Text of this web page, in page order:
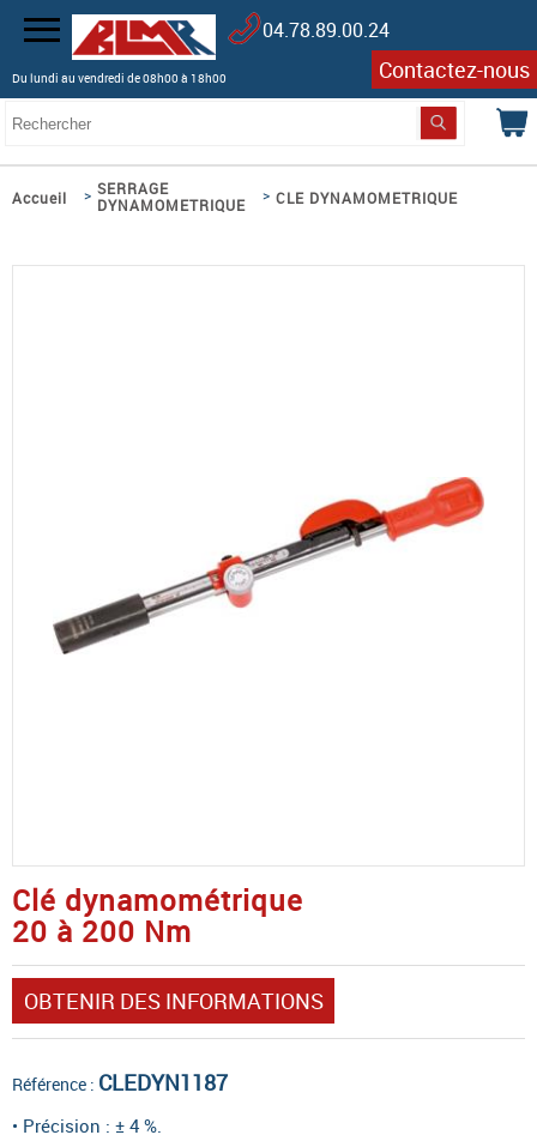
04.78.89.00.24
Du lundi au vendredi de 08h00 à 18h00 Contactez-nous
Accueil > SERRAGE
DYNAMOMETRIQUE
> CLE DYNAMOMETRIQUE
Clé dynamométrique
20 à 200 Nm
OBTENIR DES INFORMATIONS
Référence : CLEDYN1187
• Précision : ± 4 %.